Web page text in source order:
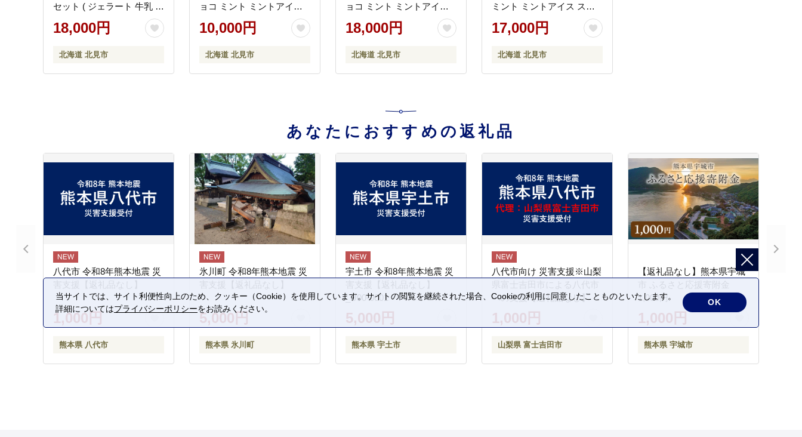
セット ( ジェラート 牛乳 ピ
スタチオ 自家製 イタリア
スイーツ デザート )【126-
18,000円
北海道 北見市
ョコ ミント ミントアイス
スイーツ チョコチップミン
ト カカオ カップアイス ふ
10,000円
北海道 北見市
ョコ ミント ミントアイス
スイーツ チョコチップミン
ト カカオ カップアイス ふ
18,000円
北海道 北見市
ミント ミントアイス スイ
ーツ チョコチップミント
カカオ ふるさと納税 )
17,000円
北海道 北見市
あなたにおすすめの返礼品
八代市 令和8年熊本地震 災
害支援【返礼品なし】
1,000円
熊本県 八代市
氷川町 令和8年熊本地震 災
害支援【返礼品なし】
5,000円
熊本県 氷川町
宇土市 令和8年熊本地震 災
害支援【返礼品なし】
_U00-0001
5,000円
熊本県 宇土市
八代市向け 災害支援※山梨
県富士吉田市による八代市
への支援【返礼品なし】
1,000円
山梨県 富士吉田市
【返礼品なし】熊本県宇城
市 ふるさと応援寄附金
1,000円
1,000円
熊本県 宇城市
当サイトでは、サイト利便性向上のため、クッキー（Cookie）を使用しています。サイトの閲覧を継続された場合、Cookieの利用に同意したことものといたします。
詳細についてはプライバシーポリシーをお読みください。
OK